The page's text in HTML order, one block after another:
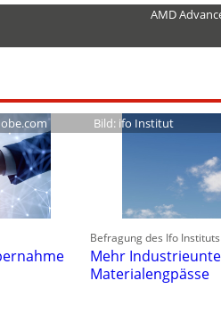
AMD
Bild: ifo Institut
Befragung des Ifo Instituts
Mehr
Materialengpässe